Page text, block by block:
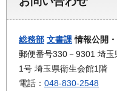
総務部 文書課情報公開
郵便番号330－9301 埼
1号 埼玉県衛生会館1階
電話： 048-830-2548